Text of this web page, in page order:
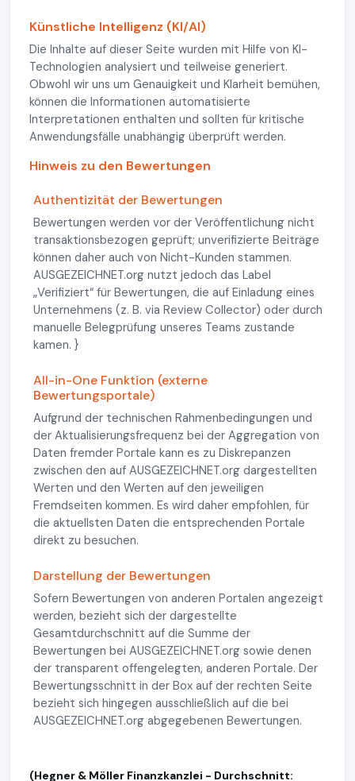
Künstliche Intelligenz (KI/AI)
Die Inhalte auf dieser Seite wurden mit Hilfe von KI-
Technologien analysiert und teilweise generiert.
Obwohl wir uns um Genauigkeit und Klarheit bemühen,
können die Informationen automatisierte
Interpretationen enthalten und sollten für kritische
Anwendungsfälle unabhängig überprüft werden.
Hinweis zu den Bewertungen
Authentizität der Bewertungen
Bewertungen werden vor der Veröffentlichung nicht
transaktionsbezogen geprüft; unverifizierte Beiträge
können daher auch von Nicht-Kunden stammen.
AUSGEZEICHNET.org nutzt jedoch das Label
„Verifiziert“ für Bewertungen, die auf Einladung eines
Unternehmens (z. B. via Review Collector) oder durch
manuelle Belegprüfung unseres Teams zustande
kamen. }
All-in-One Funktion (externe
Bewertungsportale)
Aufgrund der technischen Rahmenbedingungen und
der Aktualisierungsfrequenz bei der Aggregation von
Daten fremder Portale kann es zu Diskrepanzen
zwischen den auf AUSGEZEICHNET.org dargestellten
Werten und den Werten auf den jeweiligen
Fremdseiten kommen. Es wird daher empfohlen, für
die aktuellsten Daten die entsprechenden Portale
direkt zu besuchen.
Darstellung der Bewertungen
Sofern Bewertungen von anderen Portalen angezeigt
werden, bezieht sich der dargestellte
Gesamtdurchschnitt auf die Summe der
Bewertungen bei AUSGEZEICHNET.org sowie denen
der transparent offengelegten, anderen Portale. Der
Bewertungsschnitt in der Box auf der rechten Seite
bezieht sich hingegen ausschließlich auf die bei
AUSGEZEICHNET.org abgegebenen Bewertungen.
(Hegner & Möller Finanzkanzlei - Durchschnitt: